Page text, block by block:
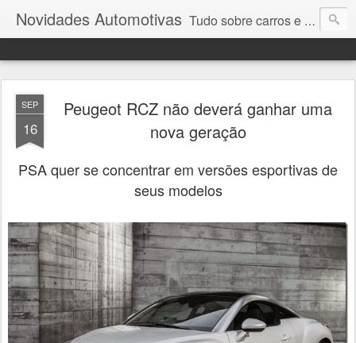
Novidades Automotivas Tudo sobre carros e motores
SEP
16
Peugeot RCZ não deverá ganhar uma
nova geração
PSA quer se concentrar em versões esportivas de
seus modelos